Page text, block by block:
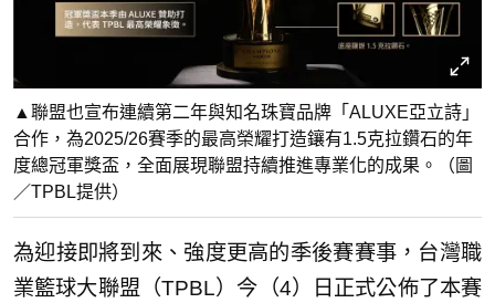
▲聯盟也宣布連續第二年與知名珠寶品牌「ALUXE亞立詩」
合作，為2025/26賽季的最高榮耀打造鑲有1.5克拉鑽石的年
度總冠軍獎盃，全面展現聯盟持續推進專業化的成果。（圖
／TPBL提供）
為迎接即將到來、強度更高的季後賽賽事，台灣職
業籃球大聯盟（TPBL）今（4）日正式公佈了本賽